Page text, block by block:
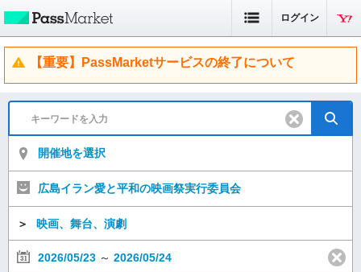
ログイン
【重要】PassMarketサービスの終了について
開催地を選択
広島イラン愛と平和の映画祭実行委員会
＞ 映画、舞台、演劇
2026/05/23 ～ 2026/05/24